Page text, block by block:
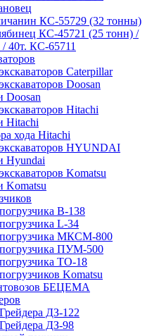
КС-55729 (32 тонны)
КС-45721 (25 тонн) /
40т. КС-65711
Caterpillar
Doosan
Doosan
Hitachi
Hitachi
хода Hitachi
HYUNDAI
Hyundai
Komatsu
Komatsu
B-138
L-34
погрузчика МКСМ-800
погрузчика ПУМ-500
ТО-18
Komatsu
БЕЦЕМА
ДЗ-122
ДЗ-98